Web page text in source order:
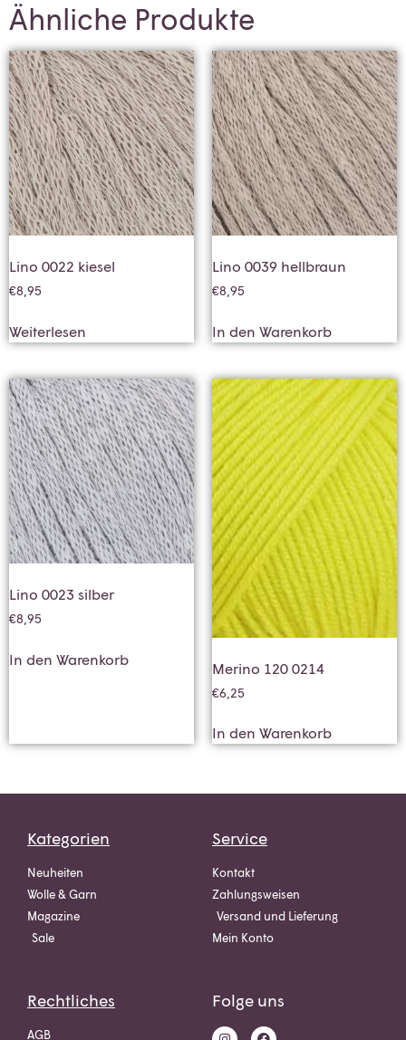
Ähnliche Produkte
Lino 0022 kiesel
€8,95
Weiterlesen
Lino 0039 hellbraun
€8,95
In den Warenkorb
Lino 0023 silber
€8,95
In den Warenkorb Merino 120 0214
€6,25
In den Warenkorb
Kategorien
Neuheiten
Wolle & Garn
Magazine
Sale
Service
Kontakt
Zahlungsweisen
Versand und Lieferung
Mein Konto
Rechtliches
AGB
Folge uns